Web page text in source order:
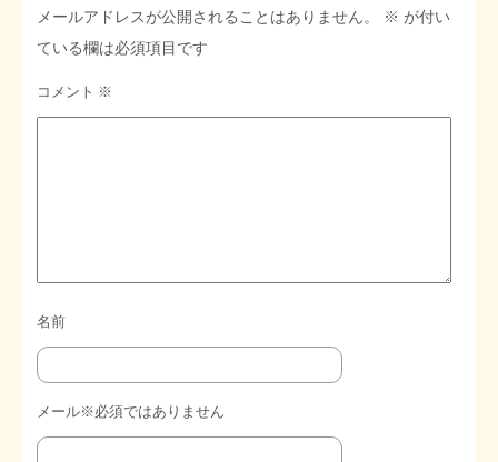
メールアドレスが公開されることはありません。 ※ が付い
ている欄は必須項目です
コメント ※
名前
メール※必須ではありません